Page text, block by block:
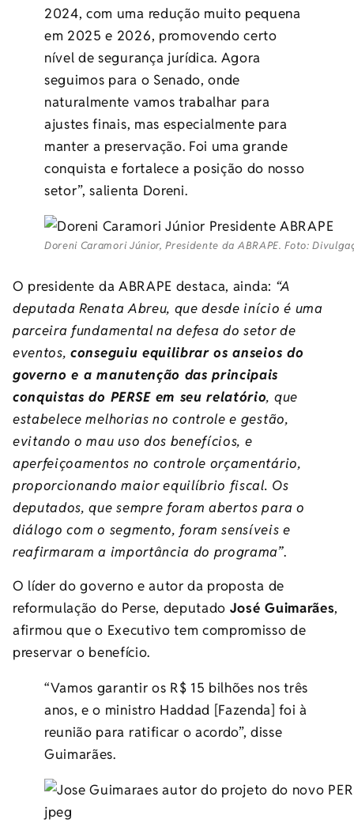
2024, com uma redução muito pequena
em 2025 e 2026, promovendo certo
nível de segurança jurídica. Agora
seguimos para o Senado, onde
naturalmente vamos trabalhar para
ajustes finais, mas especialmente para
manter a preservação. Foi uma grande
conquista e fortalece a posição do nosso
setor”, salienta Doreni.
Doreni Caramori Júnior, Presidente da ABRAPE. Foto:
O presidente da ABRAPE destaca, ainda: “A
deputada Renata Abreu, que desde início é uma
parceira fundamental na defesa do setor de
eventos,conseguiu equilibrar os anseios do
governo e a manutenção das principais
conquistas do PERSE em seu relatório, que
estabelece melhorias no controle e gestão,
evitando o mau uso dos benefícios, e
aperfeiçoamentos no controle orçamentário,
proporcionando maior equilíbrio fiscal. Os
deputados, que sempre foram abertos para o
diálogo com o segmento, foram sensíveis e
reafirmaram a importância do programa”.
O líder do governo e autor da proposta de
reformulação do Perse, deputado José Guimarães,
afirmou que o Executivo tem compromisso de
preservar o benefício.
“Vamos garantir os R$ 15 bilhões nos três
anos, e o ministro Haddad [Fazenda] foi à
reunião para ratificar o acordo”, disse
Guimarães.